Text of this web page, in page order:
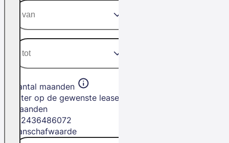
Aantal maanden
Filter op de gewenste leasetermijn in
maanden
2436486072
Aanschafwaarde